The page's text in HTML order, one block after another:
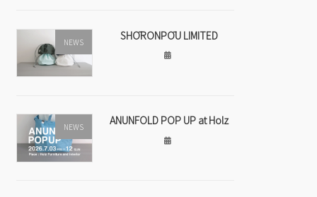
NEWS SHŌRONPŌU LIMITED
NEWS ANUNFOLD POP UP at Holz